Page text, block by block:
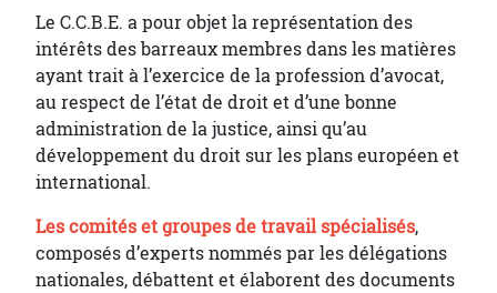
Le C.C.B.E. a pour objet la représentation des
intérêts des barreaux membres dans les matières
ayant trait à l’exercice de la profession d’avocat,
au respect de l’état de droit et d’une bonne
administration de la justice, ainsi qu’au
développement du droit sur les plans européen et
international.
Les comités et groupes de travail spécialisés,
composés d’experts nommés par les délégations
nationales, débattent et élaborent des documents